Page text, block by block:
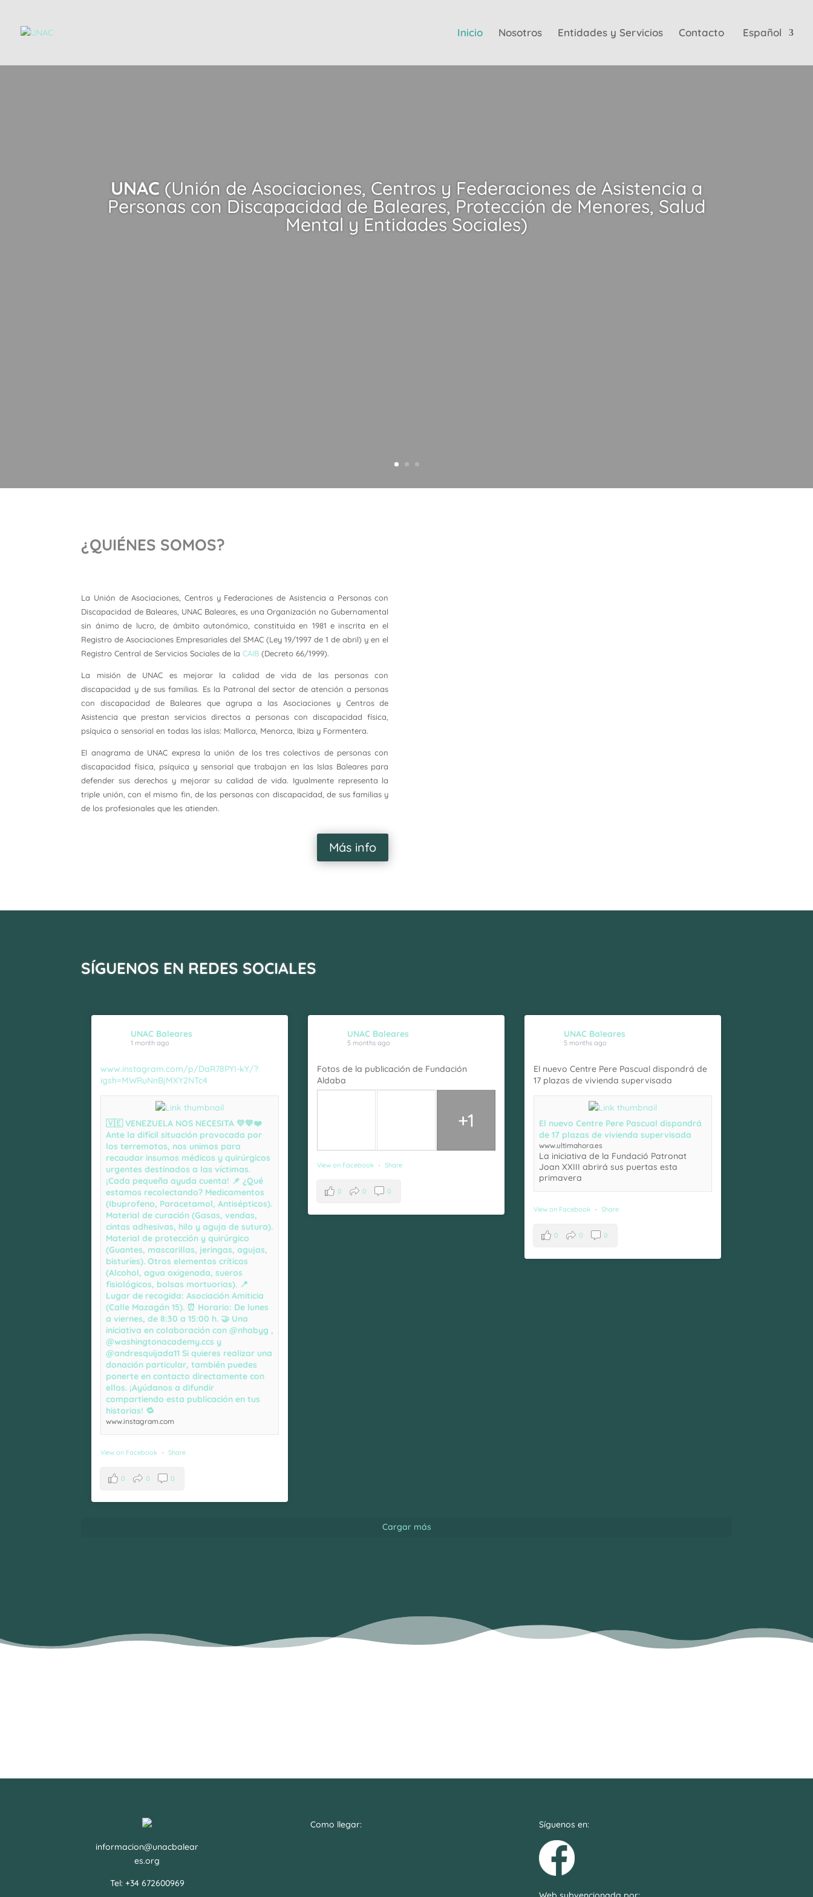
Inicio Nosotros Entidades y Servicios Contacto Español
UNAC (Unión de Asociaciones, Centros y Federaciones de Asistencia a
Personas con Discapacidad de Baleares, Protección de Menores, Salud
Mental y Entidades Sociales)
¿QUIÉNES SOMOS?
La Unión de Asociaciones, Centros y Federaciones de Asistencia a Personas con
Discapacidad de Baleares, UNAC Baleares, es una Organización no Gubernamental
sin ánimo de lucro, de ámbito autonómico, constituida en 1981 e inscrita en el
Registro de Asociaciones Empresariales del SMAC (Ley 19/1997 de 1 de abril) y en el
Registro Central de Servicios Sociales de laCAIB (Decreto 66/1999).
La misión de UNAC es mejorar la calidad de vida de las personas con
discapacidad y de sus familias. Es la Patronal del sector de atención a personas
con discapacidad de Baleares que agrupa a las Asociaciones y Centros de
Asistencia que prestan servicios directos a personas con discapacidad física,
psíquica o sensorial en todas las islas: Mallorca, Menorca, Ibiza y Formentera.
El anagrama de UNAC expresa la unión de los tres colectivos de personas con
discapacidad física, psíquica y sensorial que trabajan en las Islas Baleares para
defender sus derechos y mejorar su calidad de vida. Igualmente representa la
triple unión, con el mismo fin, de las personas con discapacidad, de sus familias y
de los profesionales que les atienden.
Más info
SÍGUENOS EN REDES SOCIALES
UNAC Baleares
1 month ago
www.instagram.com/p/DaR78PYI-kY/?
igsh=MWRuNnBjMXY2NTc4
🇻🇪 VENEZUELA NOS NECESITA 💛💙❤️
Ante la difícil situación provocada por
los terremotos, nos unimos para
recaudar insumos médicos y quirúrgicos
urgentes destinados a las víctimas.
¡Cada pequeña ayuda cuenta! 📌 ¿Qué
estamos recolectando? Medicamentos
(Ibuprofeno, Paracetamol, Antisépticos).
Material de curación (Gasas, vendas,
cintas adhesivas, hilo y aguja de sutura).
Material de protección y quirúrgico
(Guantes, mascarillas, jeringas, agujas,
bisturíes). Otros elementos críticos
(Alcohol, agua oxigenada, sueros
fisiológicos, bolsas mortuorias). 📍
Lugar de recogida: Asociación Amiticia
(Calle Mazagán 15). ⏰ Horario: De lunes
a viernes, de 8:30 a 15:00 h. 🤝 Una
iniciativa en colaboración con @nhabyg ,
@washingtonacademy.ccs y
@andresquijada11 Si quieres realizar una
donación particular, también puedes
ponerte en contacto directamente con
ellos. ¡Ayúdanos a difundir
compartiendo esta publicación en tus
historias! 🔁
www.instagram.com
View on Facebook · Share
0 0 0
UNAC Baleares
5 months ago
Fotos de la publicación de Fundación
Aldaba
+1
View on Facebook · Share
0 0 0
UNAC Baleares
5 months ago
El nuevo Centre Pere Pascual dispondrá de
17 plazas de vivienda supervisada
El nuevo Centre Pere Pascual dispondrá
de 17 plazas de vivienda supervisada
www.ultimahora.es
La iniciativa de la Fundació Patronat
Joan XXIII abrirá sus puertas esta
primavera
View on Facebook · Share
0 0 0
Cargar más
informacion@unacbalear
es.org
Tel: +34 672600969
Como llegar: Síguenos en: